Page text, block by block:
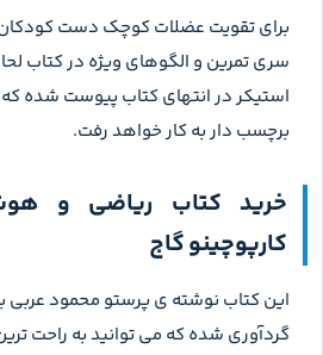
برای تقویت عضلات کوچک دست
سری تمرین و الگوهای ویژه در کتاب
استیکر در انتهای کتاب پیوست شده که
برچسب دار به کار خواهد رفت.
خرید کتاب ریاضی و
کارپوچینو گاج
گردآوری شده که می توانید به راحت